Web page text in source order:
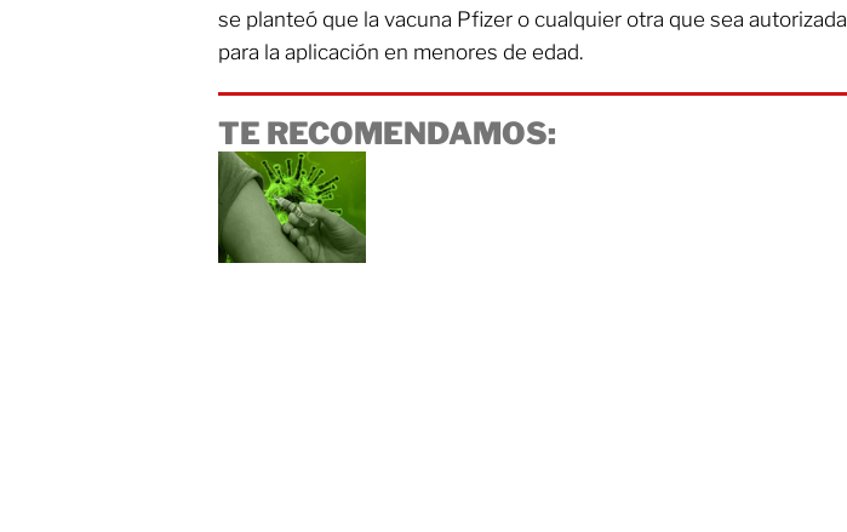
se planteó que la vacuna Pfizer o cualquier otra que sea autorizada
para la aplicación en menores de edad.
TE RECOMENDAMOS: